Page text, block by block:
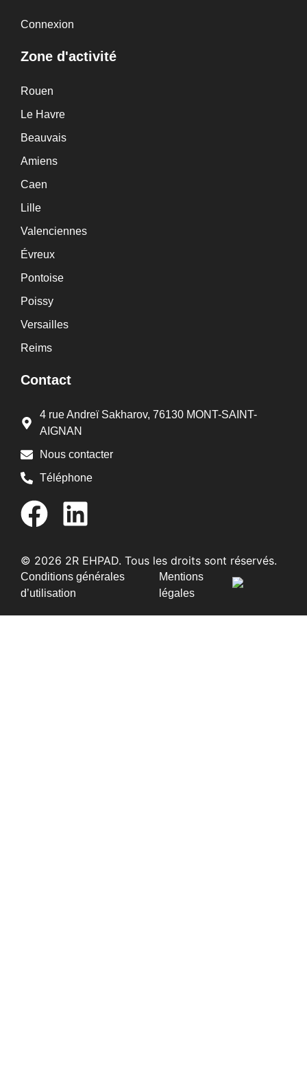
Connexion
Zone d'activité
Rouen
Le Havre
Beauvais
Amiens
Caen
Lille
Valenciennes
Évreux
Pontoise
Poissy
Versailles
Reims
Contact
4 rue Andreï Sakharov, 76130 MONT-SAINT-
AIGNAN
Nous contacter
Téléphone
© 2026 2R EHPAD. Tous les droits sont réservés.
Conditions générales
d’utilisation
Mentions
légales